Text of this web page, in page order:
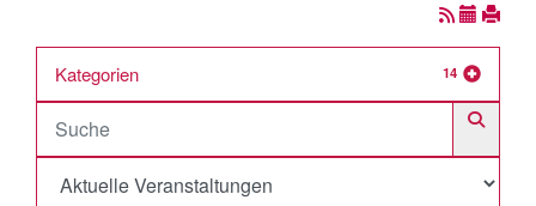
Kategorien 14